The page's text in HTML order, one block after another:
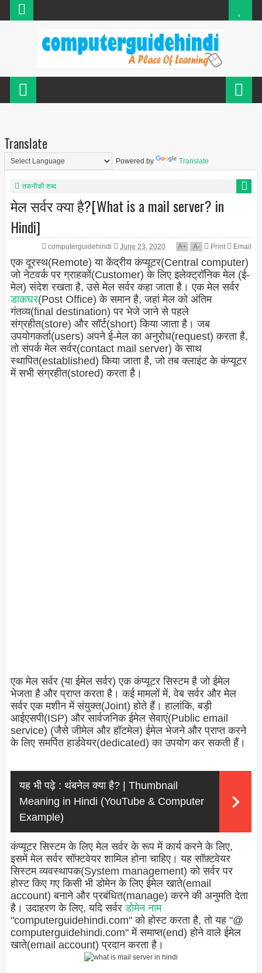
Translate
Powered by Translate
तकनीकी शब्द
मेल सर्वर क्या है?[What is a mail server? in
Hindi]
computerguidehindi June 23, 2020 A+ A- Print Email
एक दूरस्थ(Remote) या केंद्रीय कंप्यूटर(Central computer)
जो नेटवर्क पर ग्राहकों(Customer) के लिए इलेक्ट्रॉनिक मेल (ई-
मेल) संदेश रखता है, उसे मेल सर्वर कहा जाता है। एक मेल सर्वर
डाकघर(Post Office) के समान है, जहां मेल को अंतिम
गंतव्य(final destination) पर भेजे जाने से पहले
संग्रहीत(store) और सॉर्ट(short) किया जाता है। जब
उपयोगकर्ता(users) अपने ई-मेल का अनुरोध(request) करता है,
तो संपर्क मेल सर्वर(contact mail server) के साथ
स्थापित(established) किया जाता है, जो तब क्लाइंट के कंप्यूटर
में सभी संग्रहीत(stored) करता है।
एक मेल सर्वर (या ईमेल सर्वर) एक कंप्यूटर सिस्टम है जो ईमेल
भेजता है और प्राप्त करता है। कई मामलों में, वेब सर्वर और मेल
सर्वर एक मशीन में संयुक्त(Joint) होते हैं। हालांकि, बड़ी
आईएसपी(ISP) और सार्वजनिक ईमेल सेवाएं(Public email
service) (जैसे जीमेल और हॉटमेल) ईमेल भेजने और प्राप्त करने
के लिए समर्पित हार्डवेयर(dedicated) का उपयोग कर सकती हैं।
यह भी पढ़े : थंबनेल क्या है? | Thumbnail
Meaning in Hindi (YouTube & Computer
Example)
कंप्यूटर सिस्टम के लिए मेल सर्वर के रूप में कार्य करने के लिए,
इसमें मेल सर्वर सॉफ्टवेयर शामिल होना चाहिए। यह सॉफ़्टवेयर
सिस्टम व्यवस्थापक(System management) को सर्वर पर
होस्ट किए गए किसी भी डोमेन के लिए ईमेल खाते(email
account) बनाने और प्रबंधित(manage) करने की अनुमति देता
है। उदाहरण के लिए, यदि सर्वरडोमेन नाम
"computerguidehindi.com" को होस्ट करता है, तो यह "@
computerguidehindi.com" में समाप्त(end) होने वाले ईमेल
खाते(email account) प्रदान करता है।